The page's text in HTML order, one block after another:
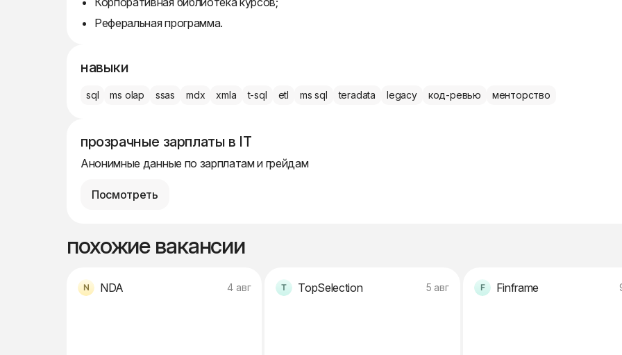
Реферальная программа.
навыки
sql ms olap ssas mdx xmla t-sql etl ms sql teradata legacy код-ревью менторство
прозрачные зарплаты в IT
Анонимные данные по зарплатам и грейдам
Посмотреть
похожие вакансии
NDA 4 авг TopSelection 5 авг Finframe